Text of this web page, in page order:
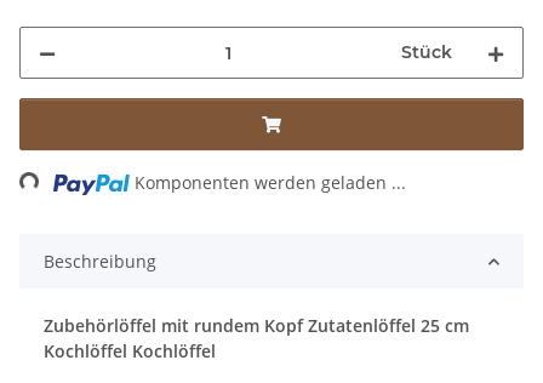
Stück
Komponenten werden geladen ...
Beschreibung
Zubehörlöffel mit rundem Kopf Zutatenlöffel 25 cm
Kochlöffel Kochlöffel